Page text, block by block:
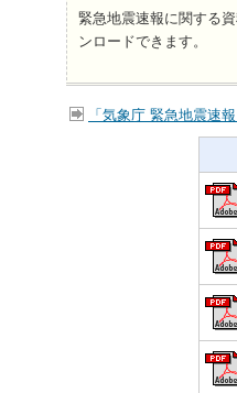
緊急地震速報に関する
ンロードできます。
「気象庁 緊急地震速